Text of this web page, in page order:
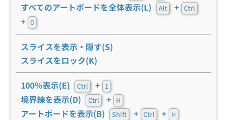
すべてのアートボードを全体表示(L) Alt + Ctrl
+ 0
スライスを表示・隠す(S)
スライスをロック(K)
100％表示(E) Ctrl + 1
境界線を表示(D) Ctrl + H
アートボードを表示(B) Shift + Ctrl + H